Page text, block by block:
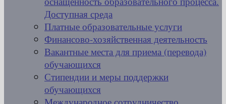
Доступная среда
Платные образовательные услуги
Финансово-хозяйственная деятельность
Вакантные места для приема (перевода)
обучающихся
Стипендии и меры поддержки
обучающихся